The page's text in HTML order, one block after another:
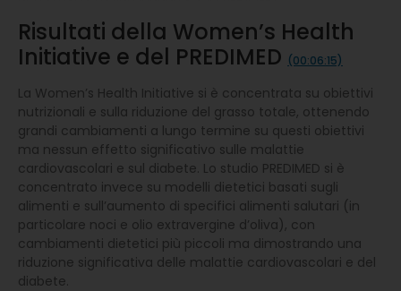
Risultati della Women’s Health
Initiative e del PREDIMED (00:06:15)
La Women’s Health Initiative si è concentrata su obiettivi
nutrizionali e sulla riduzione del grasso totale, ottenendo
grandi cambiamenti a lungo termine su questi obiettivi
ma nessun effetto significativo sulle malattie
cardiovascolari e sul diabete. Lo studio PREDIMED si è
concentrato invece su modelli dietetici basati sugli
alimenti e sull’aumento di specifici alimenti salutari (in
particolare noci e olio extravergine d’oliva), con
cambiamenti dietetici più piccoli ma dimostrando una
riduzione significativa delle malattie cardiovascolari e del
diabete.